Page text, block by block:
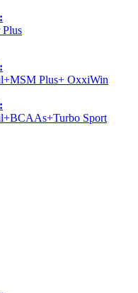
Plus
Plus+ OxxiWin
Sport